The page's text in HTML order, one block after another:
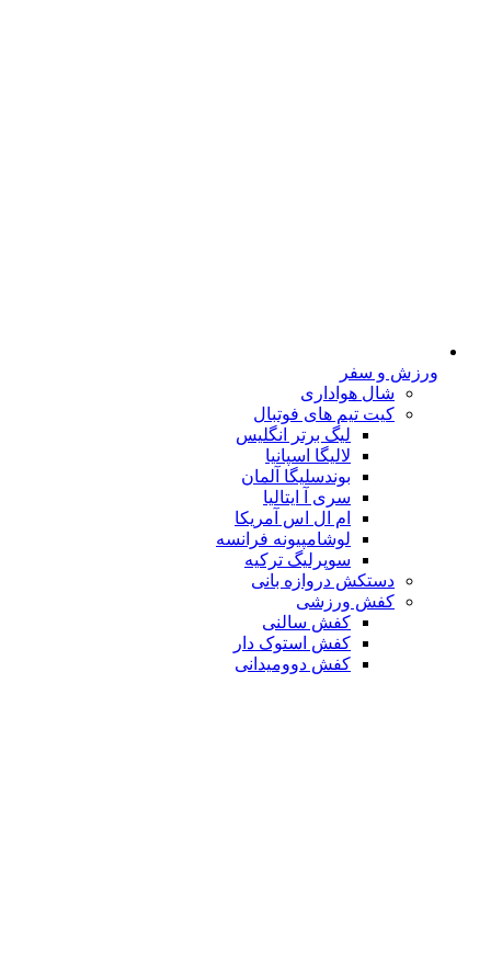
ورزش و سفر
شال هواداری
کیت تیم های فوتبال
لیگ برتر انگلیس
لالیگا اسپانیا
بوندسلیگا آلمان
سری آ ایتالیا
ام ال اس آمریکا
لوشامپیونه فرانسه
سوپرلیگ ترکیه
دستکش دروازه بانی
کفش ورزشی
کفش سالنی
کفش استوک دار
کفش دوومیدانی